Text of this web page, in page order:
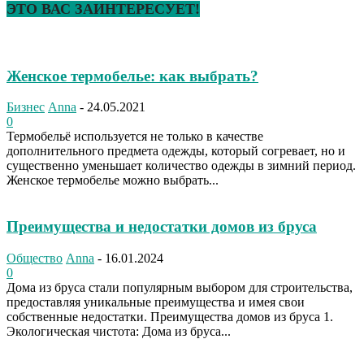
ЭТО ВАС ЗАИНТЕРЕСУЕТ!
Женское термобелье: как выбрать?
Бизнес Anna - 24.05.2021
0
Термобельё используется не только в качестве
дополнительного предмета одежды, который согревает, но и
существенно уменьшает количество одежды в зимний период.
Женское термобелье можно выбрать...
Преимущества и недостатки домов из бруса
Общество Anna - 16.01.2024
0
Дома из бруса стали популярным выбором для строительства,
предоставляя уникальные преимущества и имея свои
собственные недостатки. Преимущества домов из бруса 1.
Экологическая чистота: Дома из бруса...